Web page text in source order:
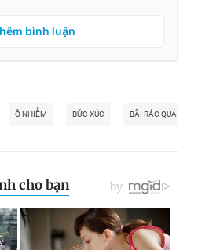
bình luận
Ô NHIỄM BỨC XÚC BÃI RÁC QUÁ TẢI